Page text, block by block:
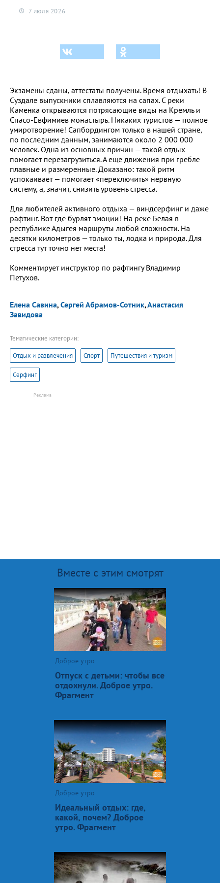
7 июля 2026
Экзамены сданы, аттестаты получены. Время отдыхать! В
Суздале выпускники сплавляются на сапах. С реки
Каменка открываются потрясающие виды на Кремль и
Спасо-Евфимиев монастырь. Никаких туристов — полное
умиротворение! Сапбордингом только в нашей стране,
по последним данным, занимаются около 2 000 000
человек. Одна из основных причин — такой отдых
помогает перезагрузиться. А еще движения при гребле
плавные и размеренные. Доказано: такой ритм
успокаивает — помогает «переключить» нервную
систему, а, значит, снизить уровень стресса.
Для любителей активного отдыха — виндсерфинг и даже
рафтинг. Вот где бурлят эмоции! На реке Белая в
республике Адыгея маршруты любой сложности. На
десятки километров — только ты, лодка и природа. Для
стресса тут точно нет места!
Комментирует инструктор по рафтингу Владимир
Петухов.
Елена Савина,Сергей Абрамов-Сотник,Анастасия
Завидова
Тематические категории:
Отдых и развлечения Спорт Путешествия и туризм
Серфинг
Вместе с этим смотрят
Доброе утро
Отпуск с детьми: чтобы все
отдохнули. Доброе утро.
Фрагмент
Доброе утро
Идеальный отдых: где,
какой, почем? Доброе
утро. Фрагмент